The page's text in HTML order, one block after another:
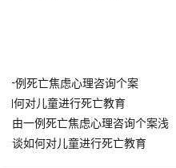
由一例死亡焦虑心理咨询个案浅
谈如何对儿童进行死亡教育